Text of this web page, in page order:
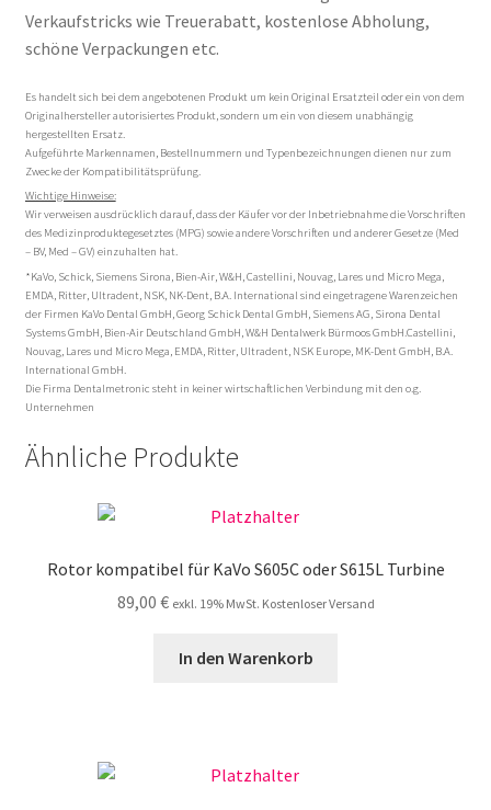
Verkaufstricks wie Treuerabatt, kostenlose Abholung,
schöne Verpackungen etc.
Es handelt sich bei dem angebotenen Produkt um kein Original Ersatzteil oder ein von dem
Originalhersteller autorisiertes Produkt, sondern um ein von diesem unabhängig
hergestellten Ersatz.
Aufgeführte Markennamen, Bestellnummern und Typenbezeichnungen dienen nur zum
Zwecke der Kompatibilitätsprüfung.
Wichtige Hinweise:
Wir verweisen ausdrücklich darauf, dass der Käufer vor der Inbetriebnahme die Vorschriften
des Medizinproduktegesetztes (MPG) sowie andere Vorschriften und anderer Gesetze (Med
– BV, Med – GV) einzuhalten hat.
*KaVo, Schick, Siemens Sirona, Bien-Air, W&H, Castellini, Nouvag, Lares und Micro Mega,
EMDA, Ritter, Ultradent, NSK, NK-Dent, B.A. International sind eingetragene Warenzeichen
der Firmen KaVo Dental GmbH, Georg Schick Dental GmbH, Siemens AG, Sirona Dental
Systems GmbH, Bien-Air Deutschland GmbH, W&H Dentalwerk Bürmoos GmbH.Castellini,
Nouvag, Lares und Micro Mega, EMDA, Ritter, Ultradent, NSK Europe, MK-Dent GmbH, B.A.
International GmbH.
Die Firma Dentalmetronic steht in keiner wirtschaftlichen Verbindung mit den o.g.
Unternehmen
Ähnliche Produkte
Rotor kompatibel für KaVo S605C oder S615L Turbine
89,00 € exkl. 19% MwSt. Kostenloser Versand
In den Warenkorb